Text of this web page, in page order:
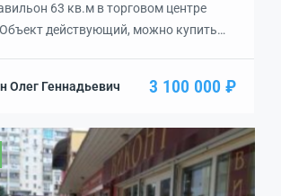
63 кв.м в торговом центре
действующий, можно купить
за весь павильон в месяц 10-12
Победы, 73 А
Олег Геннадьевич 3 100 000 ₽